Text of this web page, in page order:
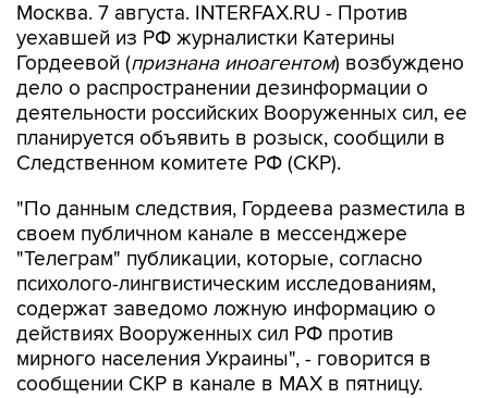
Москва. 7 августа. INTERFAX.RU - Против
уехавшей из РФ журналистки Катерины
Гордеевой (признана иноагентом) возбуждено
дело о распространении дезинформации о
деятельности российских Вооруженных сил, ее
планируется объявить в розыск, сообщили в
Следственном комитете РФ (СКР).
"По данным следствия, Гордеева разместила в
своем публичном канале в мессенджере
"Телеграм" публикации, которые, согласно
психолого-лингвистическим исследованиям,
содержат заведомо ложную информацию о
действиях Вооруженных сил РФ против
мирного населения Украины", - говорится в
сообщении СКР в канале в MAX в пятницу.